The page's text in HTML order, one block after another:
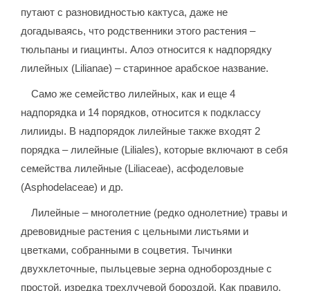
путают с разновидностью кактуса, даже не
догадываясь, что родственники этого растения –
тюльпаны и гиацинты. Алоэ относится к надпорядку
лилейных (Lilianae) – старинное арабское название.
Само же семейство лилейных, как и еще 4
надпорядка и 14 порядков, относится к подклассу
лилииды. В надпорядок лилейные также входят 2
порядка – лилейные (Liliales), которые включают в себя
семейства лилейные (Liliaceae), асфоделовые
(Asphodelaceae) и др.
Лилейные – многолетние (редко однолетние) травы и
древовидные растения с цельными листьями и
цветками, собранными в соцветия. Тычинки
двухклеточные, пыльцевые зерна однобороздные с
простой, изредка трехлучевой бороздой. Как правило,